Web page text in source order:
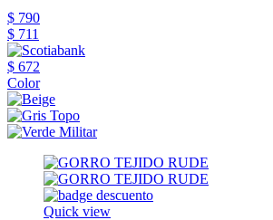
$ 790
$ 711
$ 672
Color
Quick view